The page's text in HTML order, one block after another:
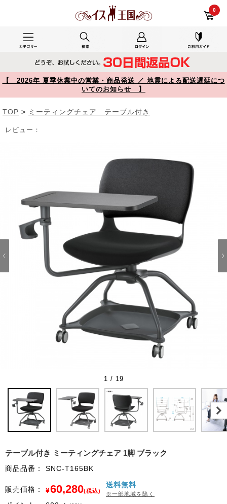
0
【 2026年 夏季休業中の営業・商品発送 ／ 地震による配送遅延につ
いてのお知らせ 】
TOP > ミーティングチェア テーブル付き
レビュー：
1 / 19
テーブル付き ミーティングチェア 1脚 ブラック
商品品番： SNC-T165BK
販売価格： ¥60,280(税込)
送料無料
※一部地域を除く